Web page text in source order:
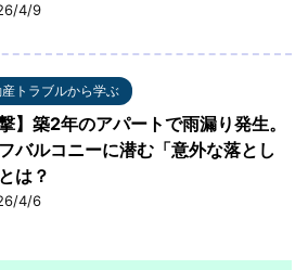
4/9
トラブルから学ぶ
撃】築2年のアパートで雨漏り発生。
バルコニーに潜む「意外な落とし
は？
4/6